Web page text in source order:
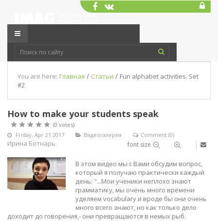
You are here: Главная / Статьи / Fun alphabet activities. Set
#2
How to make your students speak
(0 votes)
Friday, Apr 21 2017
Видеогалерея Comment (0)
Ирина Ботнарь font size
В этом видео мы с Вами обсудим вопрос,
который я получаю практически каждый
день: "...Мои ученики неплохо знают
грамматику, мы очень много времени
уделяем vocabulary и вроде бы они очень
много всего знают, но как только дело
доходит до говорения,- они превращаются в немых рыб.